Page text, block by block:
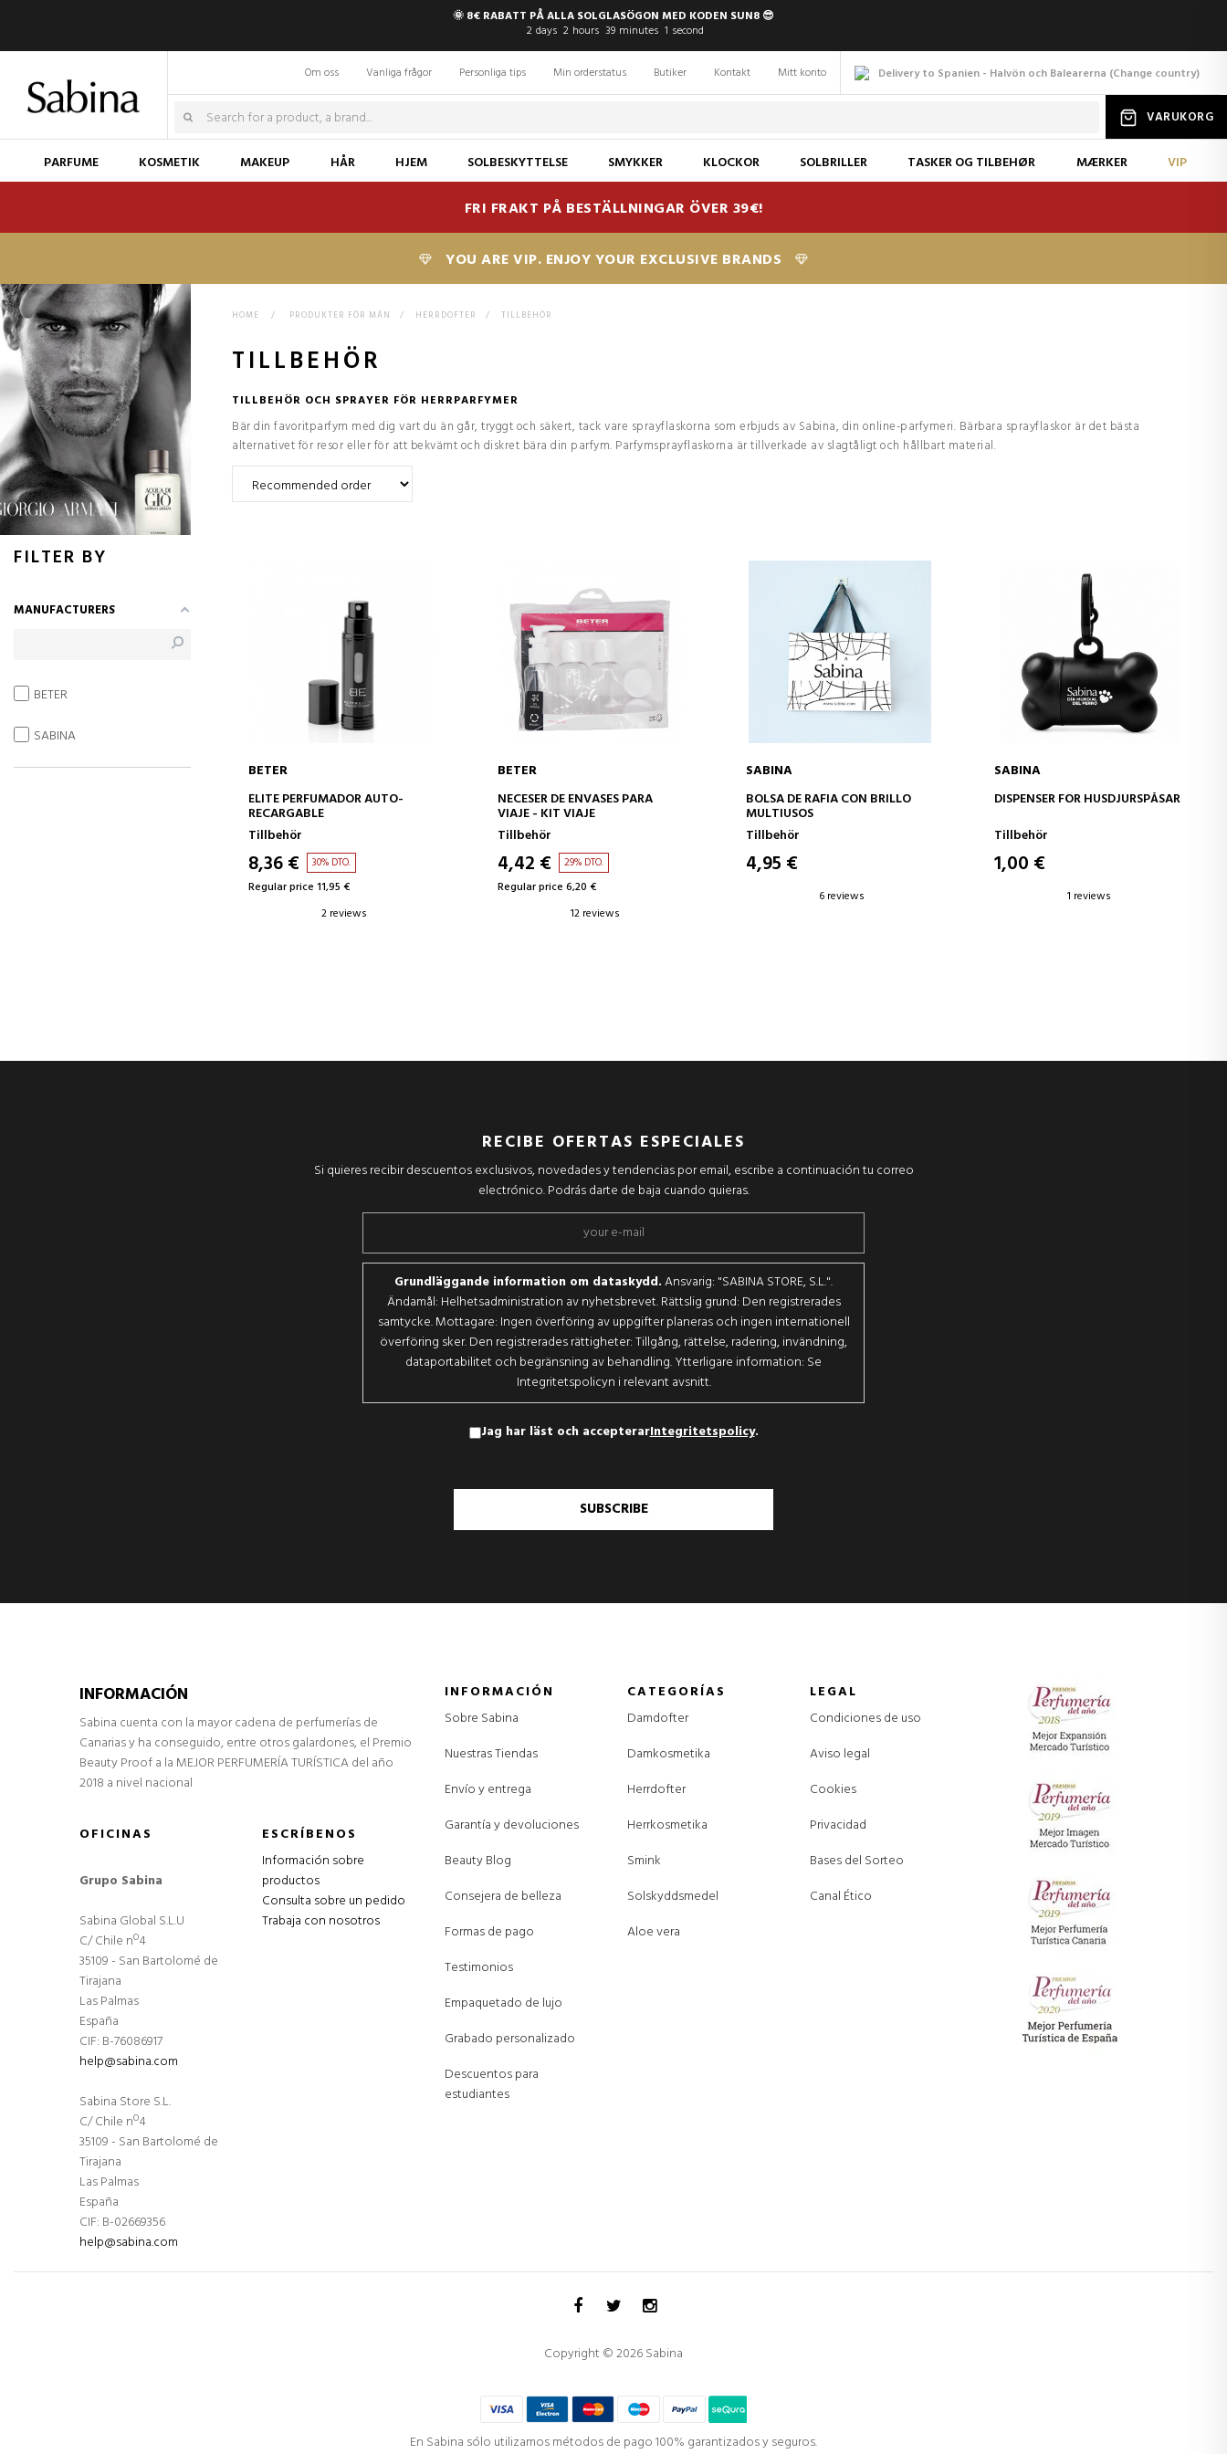
🌞 8€ RABATT PÅ ALLA SOLGLASÖGON MED KODEN SUN8 😎
2 days 2 hours 39 minutes 1 second
Delivery to Spanien - Halvön och Balearerna (Change country)
Om oss Vanliga frågor Personliga tips Min orderstatus Butiker Kontakt Mitt konto
VARUKORG
PARFUME KOSMETIK MAKEUP HÅR HJEM SOLBESKYTTELSE SMYKKER KLOCKOR SOLBRILLER TASKER OG TILBEHØR MÆRKER VIP
FRI FRAKT PÅ BESTÄLLNINGAR ÖVER 39€!
YOU ARE VIP. ENJOY YOUR EXCLUSIVE BRANDS
HOME > PRODUKTER FÖR MÄN > HERRDOFTER > TILLBEHÖR
TILLBEHÖR
TILLBEHÖR OCH SPRAYER FÖR HERRPARFYMER
Bär din favoritparfym med dig vart du än går, tryggt och säkert, tack vare sprayflaskorna som erbjuds av Sabina, din online-parfymeri. Bärbara sprayflaskor är det bästa
alternativet för resor eller för att bekvämt och diskret bära din parfym. Parfymsprayflaskorna är tillverkade av slagtåligt och hållbart material.
ADD TO CART
BETER
ELITE PERFUMADOR AUTO-
RECARGABLE
Tillbehör
8,36 € 30% DTO.
Regular price 11,95 €
2 reviews
ADD TO CART
BETER
NECESER DE ENVASES PARA
VIAJE - KIT VIAJE
Tillbehör
4,42 € 29% DTO.
Regular price 6,20 €
12 reviews
ADD TO CART
SABINA
BOLSA DE RAFIA CON BRILLO
MULTIUSOS
Tillbehör
4,95 €
6 reviews
ADD TO CART
SABINA
DISPENSER FÖR HUSDJURSPÅSAR
Tillbehör
1,00 €
1 reviews
FILTER BY
MANUFACTURERS
BETER
SABINA
RECIBE OFERTAS ESPECIALES
Si quieres recibir descuentos exclusivos, novedades y tendencias por email, escribe a continuación tu correo
electrónico. Podrás darte de baja cuando quieras.
Grundläggande information om dataskydd.Ansvarig: "SABINA STORE, S.L.".
Ändamål: Helhetsadministration av nyhetsbrevet. Rättslig grund: Den registrerades
samtycke. Mottagare: Ingen överföring av uppgifter planeras och ingen internationell
överföring sker. Den registrerades rättigheter: Tillgång, rättelse, radering, invändning,
dataportabilitet och begränsning av behandling. Ytterligare information: Se
Integritetspolicyn i relevant avsnitt.
Jag har läst och accepterarIntegritetspolicy.
SUBSCRIBE
INFORMACIÓN
Sabina cuenta con la mayor cadena de perfumerías de
Canarias y ha conseguido, entre otros galardones, el Premio
Beauty Proof a la MEJOR PERFUMERÍA TURÍSTICA del año
2018 a nivel nacional
OFICINAS
Grupo Sabina
Sabina Global S.L.U
C/ Chile nº4
35109 - San Bartolomé de
Tirajana
Las Palmas
España
CIF: B-76086917
help@sabina.com
Sabina Store S.L.
C/ Chile nº4
35109 - San Bartolomé de
Tirajana
Las Palmas
España
CIF: B-02669356
help@sabina.com
ESCRÍBENOS
Información sobre
productos
Consulta sobre un pedido
Trabaja con nosotros
INFORMACIÓN
Sobre Sabina
Nuestras Tiendas
Envío y entrega
Garantía y devoluciones
Beauty Blog
Consejera de belleza
Formas de pago
Testimonios
Empaquetado de lujo
Grabado personalizado
Descuentos para
estudiantes
CATEGORÍAS
Damdofter
Damkosmetika
Herrdofter
Herrkosmetika
Smink
Solskyddsmedel
Aloe vera
LEGAL
Condiciones de uso
Aviso legal
Cookies
Privacidad
Bases del Sorteo
Canal Ético
Copyright © 2026 Sabina
En Sabina sólo utilizamos métodos de pago 100% garantizados y seguros.